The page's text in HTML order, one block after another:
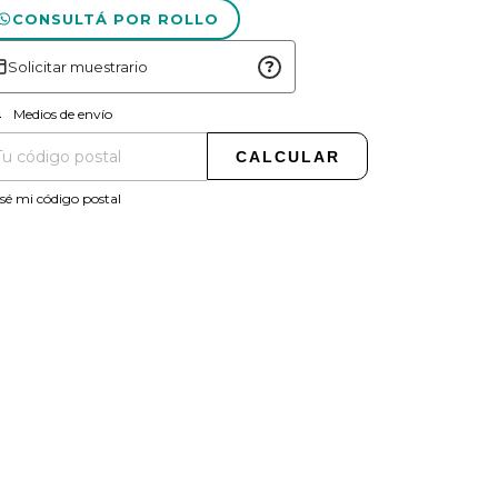
CONSULTÁ POR ROLLO
Solicitar muestrario ?
para el CP:
Medios de envío
CALCULAR
mi código postal